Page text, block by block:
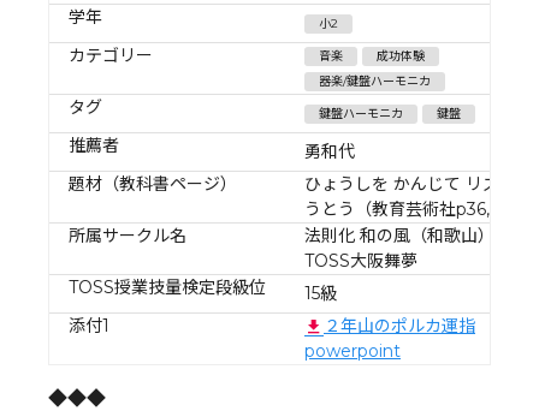
学年 小2
カテゴリー 音楽
成功体験
器楽/鍵盤ハーモニカ
タグ 鍵盤ハーモニカ 鍵盤
推薦者
勇和代
題材（教科書ページ）
ひょうしを かんじて リズムを
うとう（教育芸術社p36,37）
所属サークル名
法則化 和の風（和歌山）、
TOSS大阪舞夢
TOSS授業技量検定段級位
15級
添付1
２年山のポルカ運指
powerpoint
◆◆◆